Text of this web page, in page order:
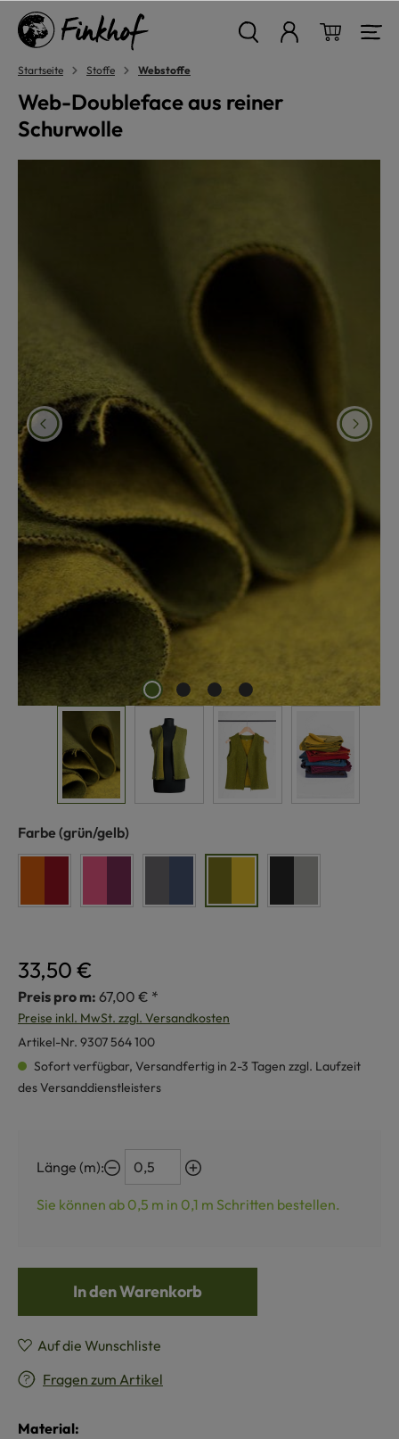
springen
Startseite Stoffe Webstoffe
Web-Doubleface aus reiner
Schurwolle
Farbe auswählen
(grün/gelb)
33,50 €
Preis pro m: 67,00 € *
Preise inkl. MwSt. zzgl. Versandkosten
Artikel-Nr. 9307 564 100
Sofort verfügbar, Versandfertig in 2-3 Tagen zzgl. Laufzeit
des Versanddienstleisters
Länge (m):
Sie können ab 0,5 m in 0,1 m Schritten bestellen.
In den Warenkorb
Auf die Wunschliste
Fragen zum Artikel
Material: